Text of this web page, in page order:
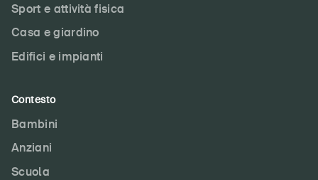
Sport e attività fisica
Casa e giardino
Edifici e impianti
Contesto
Bambini
Anziani
Scuola